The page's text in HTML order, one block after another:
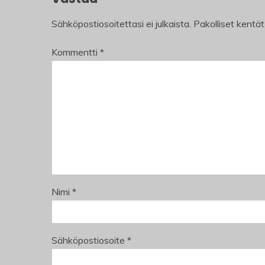
Sähköpostiosoitettasi ei julkaista. Pakolliset
Kommentti *
Nimi *
Sähköpostiosoite *